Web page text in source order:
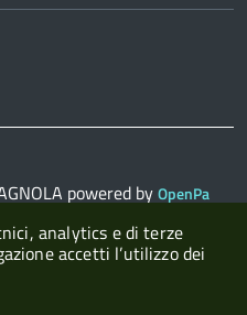
powered byOpenPa
analytics e di terze
accetti l’utilizzo dei